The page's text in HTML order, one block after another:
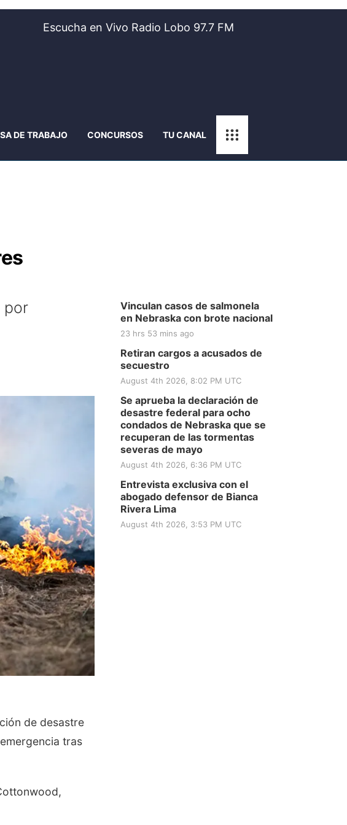
Escucha en Vivo Radio Lobo 97.7 FM
DE TRABAJO CONCURSOS TU CANAL
por
de desastre
tras
Vinculan casos de salmonela
en Nebraska con brote nacional
23 hrs 53 mins ago
Retiran cargos a acusados de
secuestro
August 4th 2026, 8:02 PM UTC
Se aprueba la declaración de
desastre federal para ocho
condados de Nebraska que se
recuperan de las tormentas
severas de mayo
August 4th 2026, 6:36 PM UTC
Entrevista exclusiva con el
abogado defensor de Bianca
Rivera Lima
August 4th 2026, 3:53 PM UTC